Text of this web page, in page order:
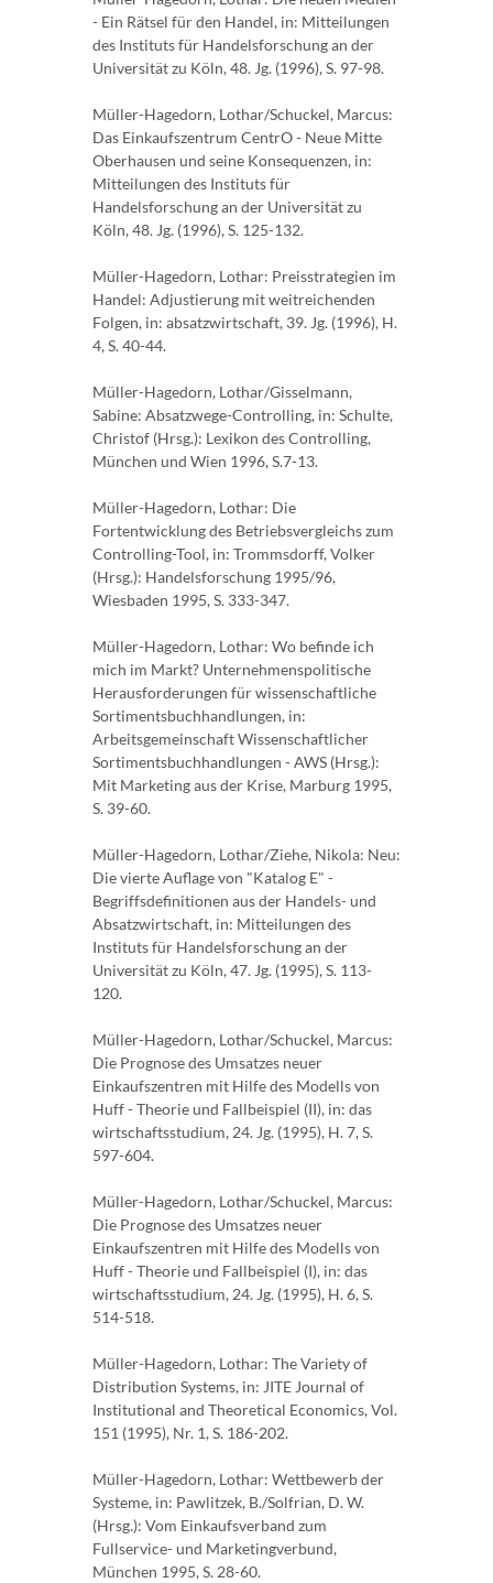
- Ein Rätsel für den Handel, in: Mitteilungen
des Instituts für Handelsforschung an der
Universität zu Köln, 48. Jg. (1996), S. 97-98.
Müller-Hagedorn, Lothar/Schuckel, Marcus:
Das Einkaufszentrum CentrO - Neue Mitte
Oberhausen und seine Konsequenzen, in:
Mitteilungen des Instituts für
Handelsforschung an der Universität zu
Köln, 48. Jg. (1996), S. 125-132.
Müller-Hagedorn, Lothar: Preisstrategien im
Handel: Adjustierung mit weitreichenden
Folgen, in: absatzwirtschaft, 39. Jg. (1996), H.
4, S. 40-44.
Müller-Hagedorn, Lothar/Gisselmann,
Sabine: Absatzwege-Controlling, in: Schulte,
Christof (Hrsg.): Lexikon des Controlling,
München und Wien 1996, S.7-13.
Müller-Hagedorn, Lothar: Die
Fortentwicklung des Betriebsvergleichs zum
Controlling-Tool, in: Trommsdorff, Volker
(Hrsg.): Handelsforschung 1995/96,
Wiesbaden 1995, S. 333-347.
Müller-Hagedorn, Lothar: Wo befinde ich
mich im Markt? Unternehmenspolitische
Herausforderungen für wissenschaftliche
Sortimentsbuchhandlungen, in:
Arbeitsgemeinschaft Wissenschaftlicher
Sortimentsbuchhandlungen - AWS (Hrsg.):
Mit Marketing aus der Krise, Marburg 1995,
S. 39-60.
Müller-Hagedorn, Lothar/Ziehe, Nikola: Neu:
Die vierte Auflage von "Katalog E" -
Begriffsdefinitionen aus der Handels- und
Absatzwirtschaft, in: Mitteilungen des
Instituts für Handelsforschung an der
Universität zu Köln, 47. Jg. (1995), S. 113-
120.
Müller-Hagedorn, Lothar/Schuckel, Marcus:
Die Prognose des Umsatzes neuer
Einkaufszentren mit Hilfe des Modells von
Huff - Theorie und Fallbeispiel (II), in: das
wirtschaftsstudium, 24. Jg. (1995), H. 7, S.
597-604.
Müller-Hagedorn, Lothar/Schuckel, Marcus:
Die Prognose des Umsatzes neuer
Einkaufszentren mit Hilfe des Modells von
Huff - Theorie und Fallbeispiel (I), in: das
wirtschaftsstudium, 24. Jg. (1995), H. 6, S.
514-518.
Müller-Hagedorn, Lothar: The Variety of
Distribution Systems, in: JITE Journal of
Institutional and Theoretical Economics, Vol.
151 (1995), Nr. 1, S. 186-202.
Müller-Hagedorn, Lothar: Wettbewerb der
Systeme, in: Pawlitzek, B./Solfrian, D. W.
(Hrsg.): Vom Einkaufsverband zum
Fullservice- und Marketingverbund,
München 1995, S. 28-60.